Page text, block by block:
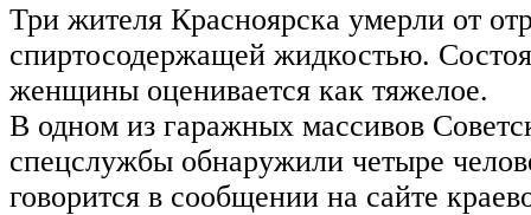
Три жителя Красноярска умерли от
спиртосодержащей жидкостью.
женщины оценивается как тяжелое.
В одном из гаражных массивов
спецслужбы обнаружили четыре
говорится в сообщении на сайте